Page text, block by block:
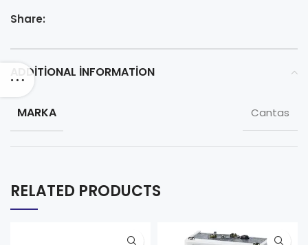
Share:
ADDITIONAL INFORMATION
MARKA Cantas
RELATED PRODUCTS